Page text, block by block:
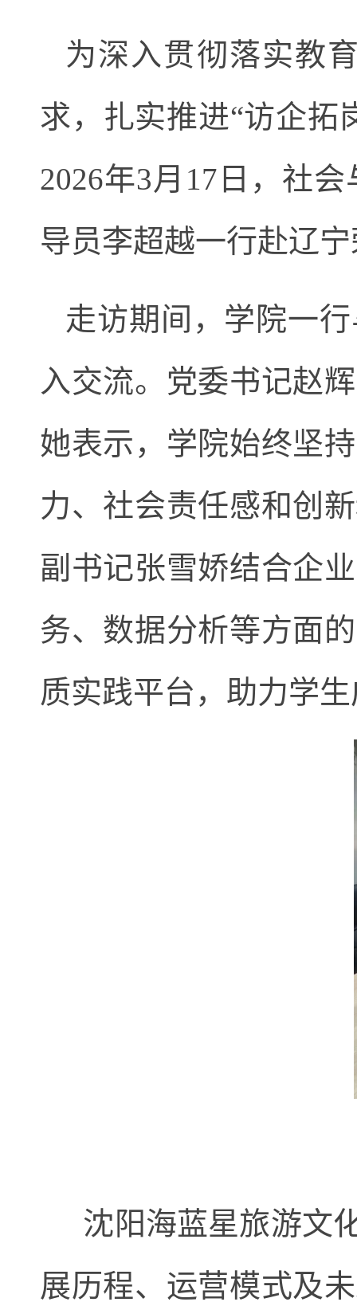
为深入贯彻落实教
求，扎实推进“访企拓
2026年3月17日，社
导员李超越一行赴辽
走访期间，学院一
入交流。党委书记赵
她表示，学院始终坚
力、社会责任感和创
副书记张雪娇结合企
务、数据分析等方面
质实践平台，助力学
沈阳海蓝星旅游文
展历程、运营模式及